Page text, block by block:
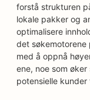
forstå strukturen
lokale pakker og
optimalisere
det søkemotorene
med å oppnå
ene, noe som
potensielle